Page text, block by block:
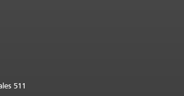
chaque page.
principal
511